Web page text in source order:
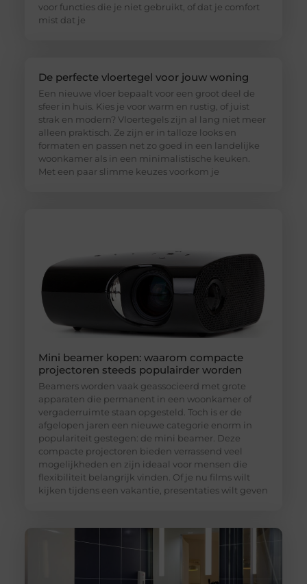
voor functies die je niet gebruikt, of dat je comfort
mist dat je
De perfecte vloertegel voor jouw woning
Een nieuwe vloer bepaalt voor een groot deel de
sfeer in huis. Kies je voor warm en rustig, of juist
strak en modern? Vloertegels zijn al lang niet meer
alleen praktisch. Ze zijn er in talloze looks en
formaten en passen net zo goed in een landelijke
woonkamer als in een minimalistische keuken.
Met een paar slimme keuzes voorkom je
Mini beamer kopen: waarom compacte
projectoren steeds populairder worden
Beamers worden vaak geassocieerd met grote
apparaten die permanent in een woonkamer of
vergaderruimte staan opgesteld. Toch is er de
afgelopen jaren een nieuwe categorie enorm in
populariteit gestegen: de mini beamer. Deze
compacte projectoren bieden verrassend veel
mogelijkheden en zijn ideaal voor mensen die
flexibiliteit belangrijk vinden. Of je nu films wilt
kijken tijdens een vakantie, presentaties wilt geven